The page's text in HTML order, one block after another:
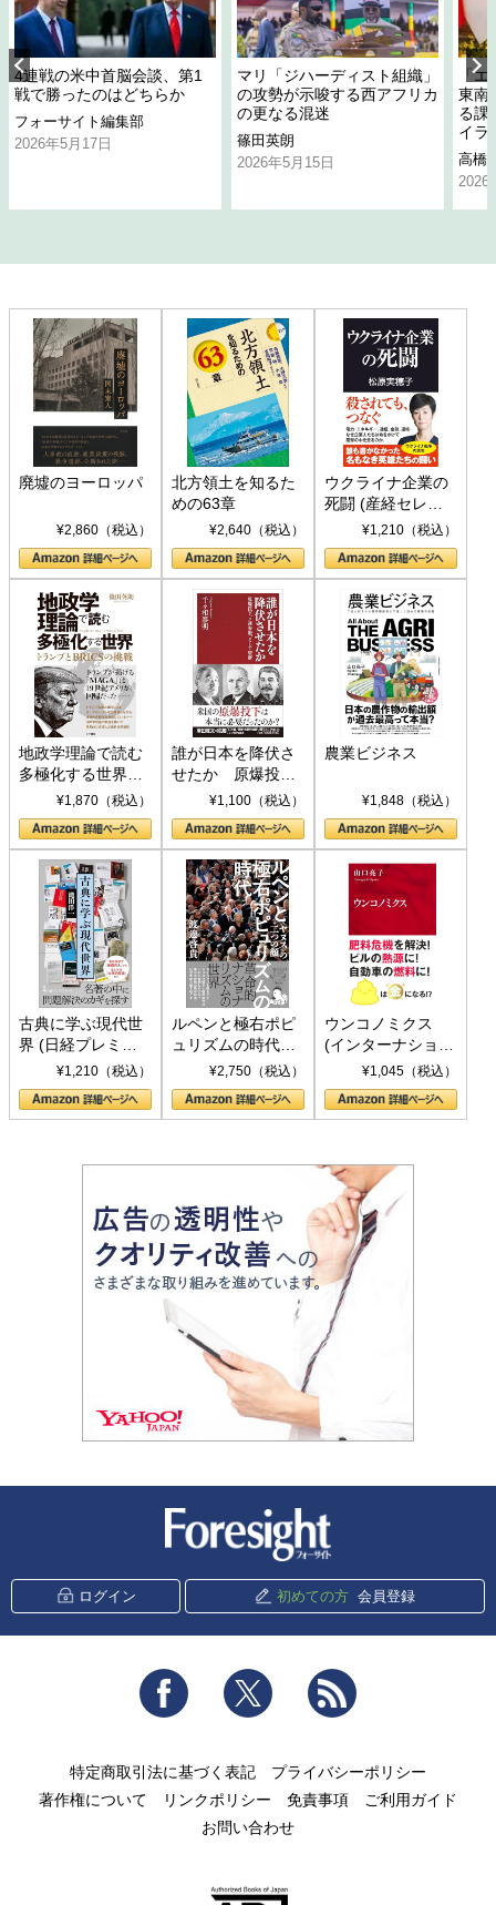
4連戦の米中首脳会談、第1
戦で勝ったのはどちらか
フォーサイト編集部
2026年5月17日
マリ「ジハーディスト組織」
の攻勢が示唆する西アフリカ
の更なる混迷
篠田英朗
2026年5月15日
「
東南
る課
イラ
高橋
2026
廃墟のヨーロッパ
¥2,860（税込）
北方領土を知るた
めの63章
¥2,640（税込）
ウクライナ企業の
死闘 (産経セレク
ト S 039)¥1,210（税込）
地政学理論で読む
多極化する世界：
トランプとBRICS
の挑戦
¥1,870（税込）
誰が日本を降伏さ
せたか 原爆投
下、ソ連参戦、そ
して聖断 (PHP新
書)
¥1,100（税込）
農業ビジネス
¥1,848（税込）
古典に学ぶ現代世
界 (日経プレミア
シリーズ)¥1,210（税込）
ルペンと極右ポピ
ュリズムの時代：
〈ヤヌス〉の二つ
の顔
¥2,750（税込）
ウンコノミクス
(インターナショナ
ル新書)¥1,045（税込）
ログイン 初めての方 会員登録
Facebook Twitter
特定商取引法に基づく表記
プライバシーポリシー
著作権について
リンクポリシー 免責事項
ご利用ガイド
お問い合わせ